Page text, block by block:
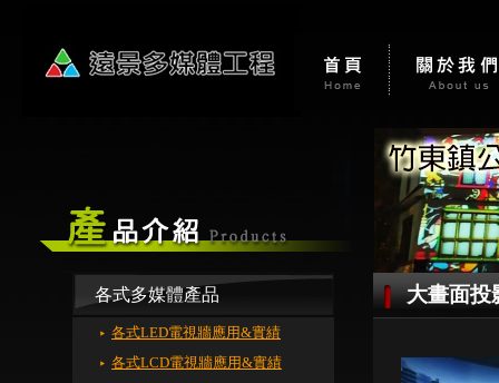
各式多媒體產品
各式LED電視牆應用&實績
各式LCD電視牆應用&實績
大畫面投